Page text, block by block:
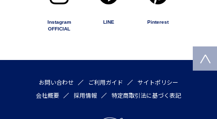
Instagram
OFFICIAL
LINE Pinterest
お問い合わせ ご利用ガイド
サイトポリシー
会社概要
採用情報 特定商取引法に基づく表記